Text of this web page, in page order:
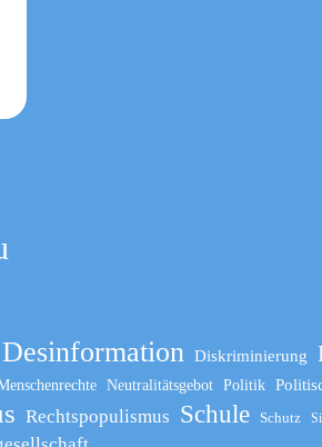
Desinformation Diskriminierung
Neutralitätsgebot Politik
Rechtspopulismus Schule Schutz